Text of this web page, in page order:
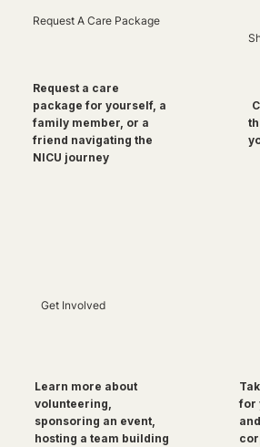
Request A Care Package
Request a care
package for yourself, a
family member, or a
friend navigating the
NICU journey
Get Involved
Learn more about
volunteering,
sponsoring an event,
hosting a team building
for